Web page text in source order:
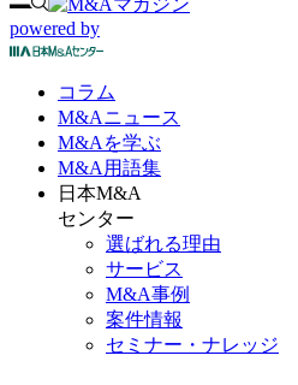
powered by
コラム
M&Aニュース
M&Aを学ぶ
M&A 用語集
日本M&A
センター
選ばれる理由
サービス
M&A事例
案件情報
セミナー・ナレッジ